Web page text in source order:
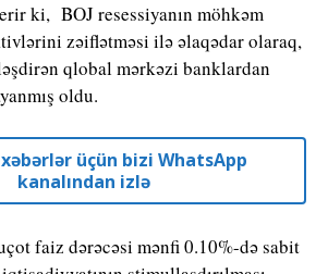
ki, BOJ resessiyanın möhkəm
zəiflətməsi ilə əlaqədar olaraq,
qlobal mərkəzi banklardan
oldu.
xəbərlər üçün bizi WhatsApp
kanalından izlə
faiz dərəcəsi mənfi 0.10%-də sabit